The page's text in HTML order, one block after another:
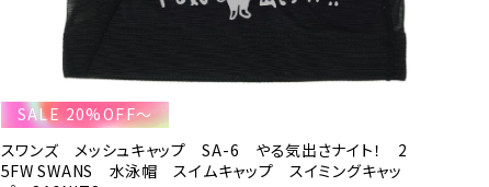
SALE 20%OFF～
スワンズ メッシュキャップ SA-6 やる気出さナイト！ 2
5FW SWANS 水泳帽 スイムキャップ スイミングキャッ